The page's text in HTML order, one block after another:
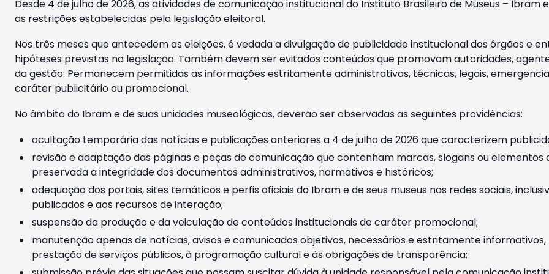
Desde 4 de julho de 2026, as atividades de comunicação institucional do Instituto Brasileiro de Museus –
as restrições estabelecidas pela legislação eleitoral.
Nos três meses que antecedem as eleições, é vedada a divulgação de publicidade institucional dos órgãos e
hipóteses previstas na legislação. Também devem ser evitados conteúdos que promovam autoridades,
da gestão. Permanecem permitidas as informações estritamente administrativas, técnicas, legais,
caráter publicitário ou promocional.
No âmbito do Ibram e de suas unidades museológicas, deverão ser observadas as seguintes providências:
ocultação temporária das notícias e publicações anteriores a 4 de julho de 2026 que caracterizem
revisão e adaptação das páginas e peças de comunicação que contenham marcas, slogans ou elementos
preservada a integridade dos documentos administrativos, normativos e históricos;
adequação dos portais, sites temáticos e perfis oficiais do Ibram e de seus museus nas redes sociais,
publicados e aos recursos de interação;
suspensão da produção e da veiculação de conteúdos institucionais de caráter promocional;
manutenção apenas de notícias, avisos e comunicados objetivos, necessários e estritamente
prestação de serviços públicos, à programação cultural e às obrigações de transparência;